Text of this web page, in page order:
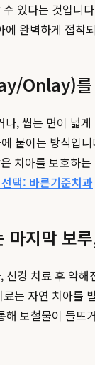
있다는 것입니
완벽하게 접착
Onlay)를
, 씹는 면이 넓
붙이는 방식입
치아를 보호하
택: 바른기준치과
마지막 보
경 치료 후 약
는 자연 치아를
보철물이 들